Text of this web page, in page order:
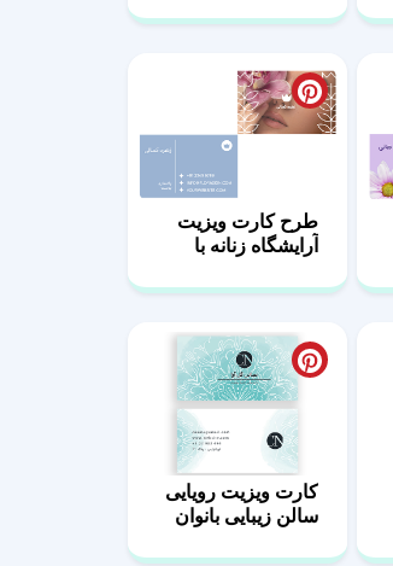
طرح کارت ویزیت
آرایشگاه زنانه با
کارت ویزیت رویایی
سالن زیبایی بانوان